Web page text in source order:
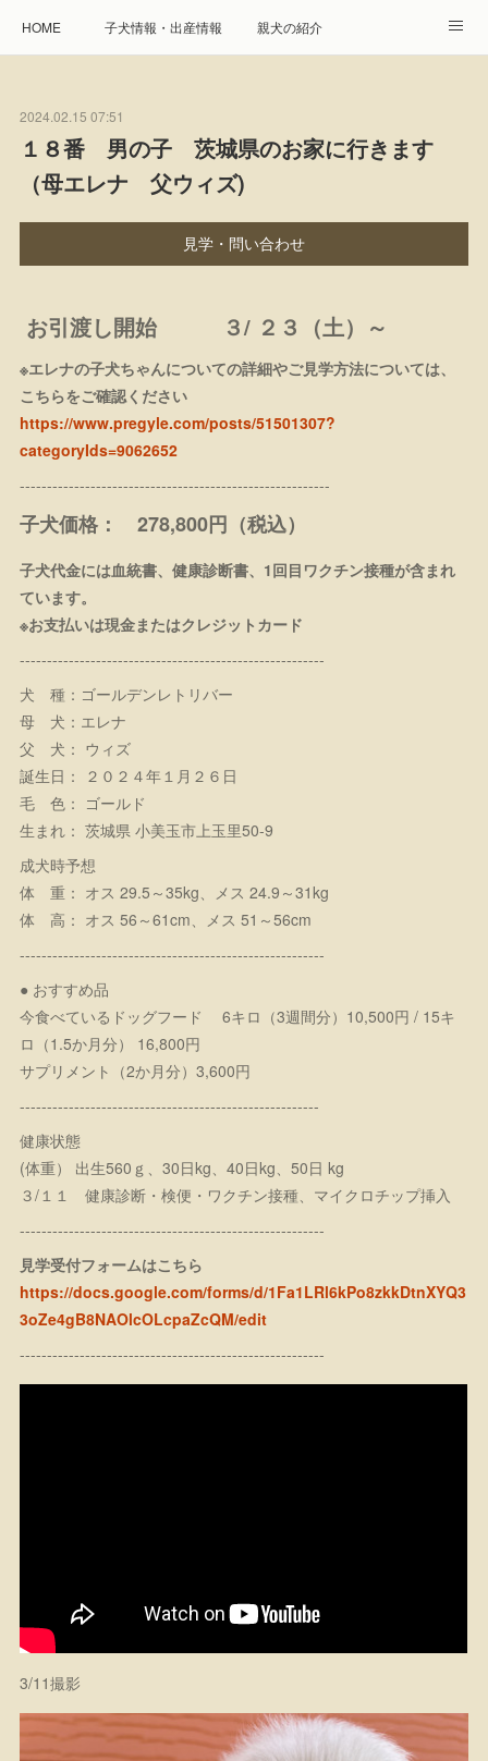
HOME 子犬情報・出産情報 親犬の紹介
遺伝疾患への取り組み Instagram アクセス
プレジール親睦会 特定商取引に基づく表記
2024.02.15 07:51
１８番 男の子 茨城県のお家に行きます
（母エレナ 父ウィズ)
見学・問い合わせ
お引渡し開始 ３/ ２３（土）～
※エレナの子犬ちゃんについての詳細やご見学方法については、
こちらをご確認ください
https://www.pregyle.com/posts/51501307?
categoryIds=9062652
---------------------------------------------------------
子犬価格： 278,800円（税込）
子犬代金には血統書、健康診断書、1回目ワクチン接種が含まれ
ています。
※お支払いは現金またはクレジットカード
--------------------------------------------------------
犬 種：ゴールデンレトリバー
母 犬：エレナ
父 犬： ウィズ
誕生日： ２０２４年１月２６日
毛 色： ゴールド
生まれ： 茨城県 小美玉市上玉里50-9
成犬時予想
体 重： オス 29.5～35kg、メス 24.9～31kg
体 高： オス 56～61cm、メス 51～56cm
--------------------------------------------------------
● おすすめ品
今食べているドッグフード 6キロ（3週間分）10,500円 / 15キ
ロ（1.5か月分） 16,800円
サプリメント（2か月分）3,600円
-------------------------------------------------------
健康状態
(体重） 出生560ｇ、30日kg、40日kg、50日 kg
３/１１ 健康診断・検便・ワクチン接種、マイクロチップ挿入
--------------------------------------------------------
見学受付フォームはこちら
https://docs.google.com/forms/d/1Fa1LRl6kPo8zkkDtnXYQ3
3oZe4gB8NAOlcOLcpaZcQM/edit
--------------------------------------------------------
3/11撮影